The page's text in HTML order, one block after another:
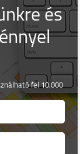
és
fel 10.000